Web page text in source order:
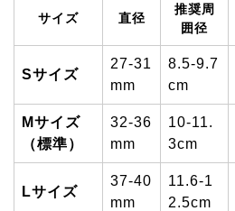
サイズ 直径
推奨周
囲径
Sサイズ
27-31
mm
8.5-9.7
cm
Mサイズ
（標準）
32-36
mm
10-11.
3cm
Lサイズ
37-40
mm
11.6-1
2.5cm